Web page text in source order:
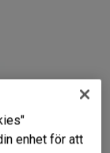
enhet för att